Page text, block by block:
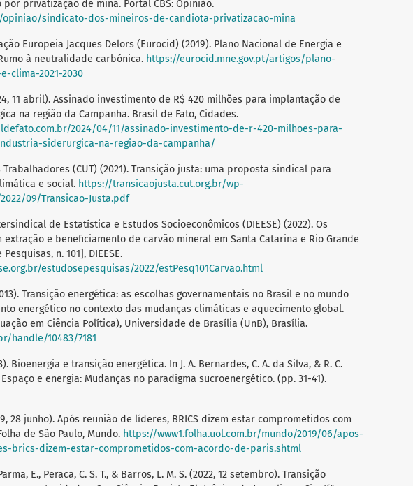
por privatização de mina. Portal CBS: Opinião.
opiniao/sindicato-dos-mineiros-de-candiota-privatizacao-mina
Europeia Jacques Delors (Eurocid) (2019). Plano Nacional de Energia e
à neutralidade carbónica. https://eurocid.mne.gov.pt/artigos/plano-
clima-2021-2030
11 abril). Assinado investimento de R$ 420 milhões para implantação de
na região da Campanha. Brasil de Fato, Cidades.
2024/04/11/assinado-investimento-de-r-420-milhoes-para-
siderurgica-na-regiao-da-campanha/
(CUT) (2021). Transição justa: uma proposta sindical para
e social. https://transicaojusta.cut.org.br/wp-
09/Transicao-Justa.pdf
de Estatística e Estudos Socioeconômicos (DIEESE) (2022). Os
e beneficiamento de carvão mineral em Santa Catarina e Rio Grande
n. 101], DIEESE.
estudosepesquisas/2022/estPesq101Carvao.html
Transição energética: as escolhas governamentais no Brasil e no mundo
energético no contexto das mudanças climáticas e aquecimento global.
em Ciência Política), Universidade de Brasília (UnB), Brasília.
handle/10483/7181
Bioenergia e transição energética. In J. A. Bernardes, C. A. da Silva, & R. C.
e energia: Mudanças no paradigma sucroenergético. (pp. 31-41).
28 junho). Após reunião de líderes, BRICS dizem estar comprometidos com
de São Paulo, Mundo. https://www1.folha.uol.com.br/mundo/2019/06/apos-
brics-dizem-estar-comprometidos-com-acordo-de-paris.shtml
E., Peraca, C. S. T., & Barros, L. M. S. (2022, 12 setembro). Transição